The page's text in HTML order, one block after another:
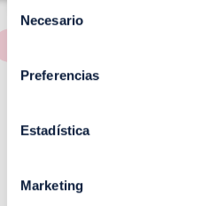
Necesario
Preferencias
Estadística
Marketing
RESTAURANTES
de Puerto Venecia
restaurantes de Puerto